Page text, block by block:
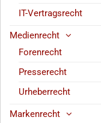
IT-Vertragsrecht
Medienrecht
Forenrecht
Presserecht
Urheberrecht
Markenrecht